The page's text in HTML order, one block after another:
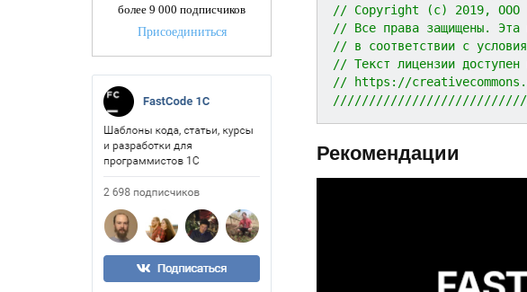
более 9 000 подписчиков
Присоединиться
// Copyright (c) 2019, ООО
// Все права защищены. Эта
// в соответствии с
// Текст лицензии доступен
// https://
Рекомендации